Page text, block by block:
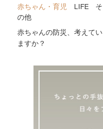
赤ちゃん・育児 LIFE
そ
の他
赤ちゃんの防災、考えてい
ますか？